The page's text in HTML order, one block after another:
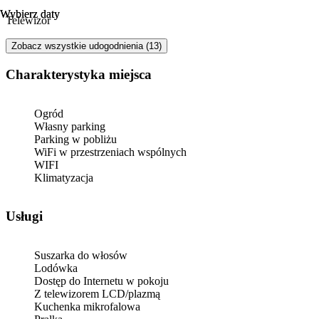
Wybierz daty
Wybierz daty
Telewizor
Zobacz wszystkie udogodnienia (13)
Charakterystyka miejsca
Ogród
Własny parking
Parking w pobliżu
WiFi w przestrzeniach wspólnych
WIFI
Klimatyzacja
Usługi
Suszarka do włosów
Lodówka
Dostęp do Internetu w pokoju
Z telewizorem LCD/plazmą
Kuchenka mikrofalowa